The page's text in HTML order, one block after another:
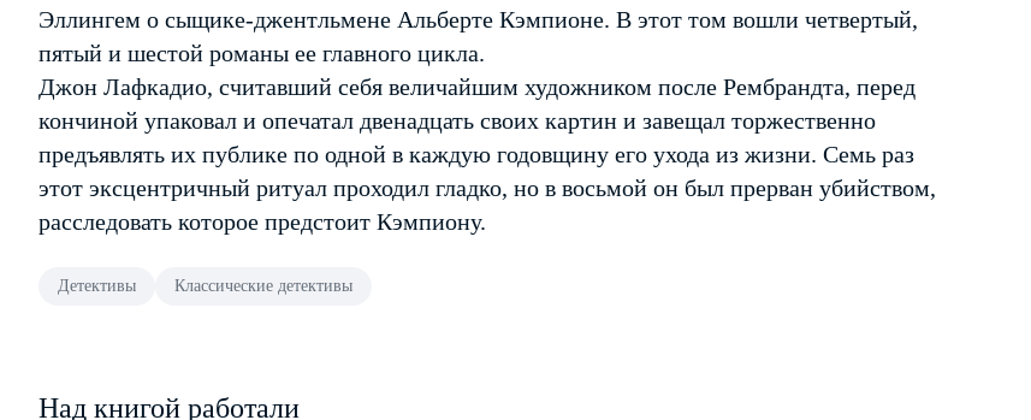
Эллингем о сыщике-джентльмене Альберте Кэмпионе. В этот том вошли четвертый,
пятый и шестой романы ее главного цикла.
Джон Лафкадио, считавший себя величайшим художником после Рембрандта, перед
кончиной упаковал и опечатал двенадцать своих картин и завещал торжественно
предъявлять их публике по одной в каждую годовщину его ухода из жизни. Семь раз
этот эксцентричный ритуал проходил гладко, но в восьмой он был прерван убийством,
расследовать которое предстоит Кэмпиону.
Детективы Классические детективы
Над книгой работали